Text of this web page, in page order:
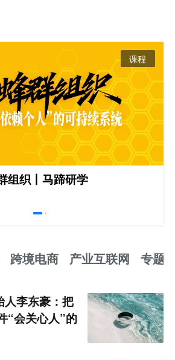
课程
组织丨马蹄研学
跨境电商 产业互联网 专题
李东豪：把
“会关心人”的